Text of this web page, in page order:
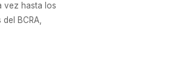
vez hasta los
BCRA,